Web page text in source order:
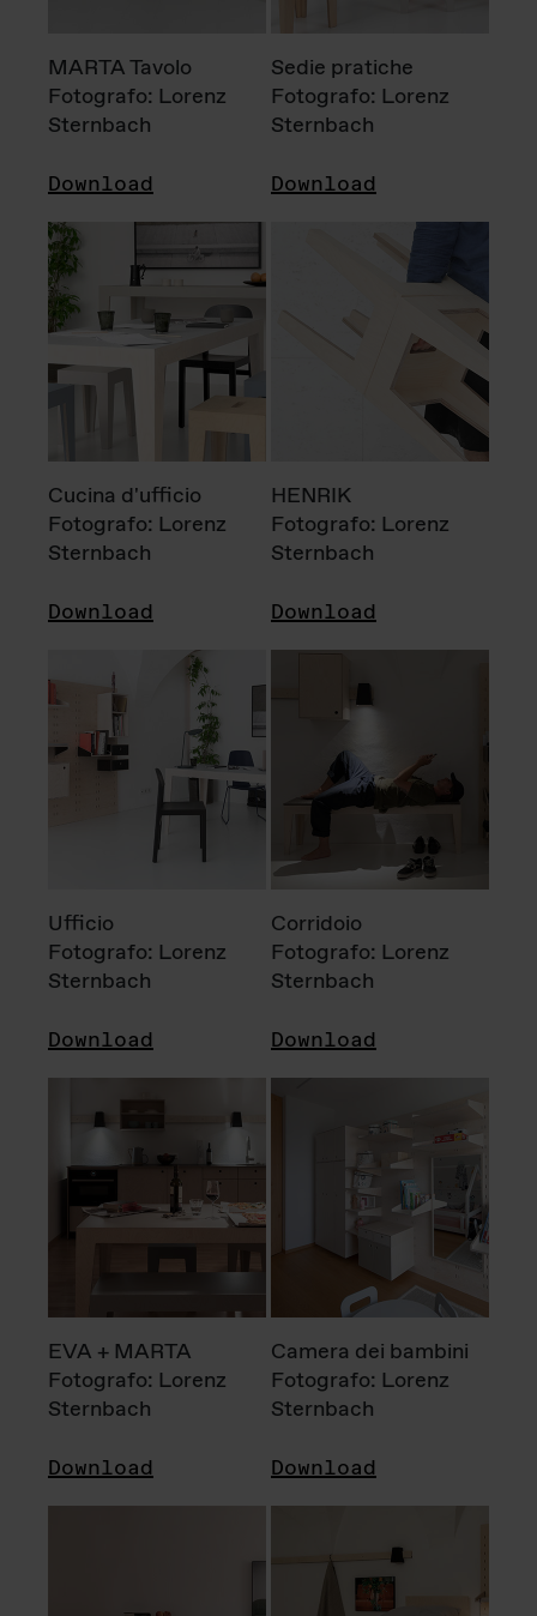
MARTA Tavolo
Fotografo: Lorenz
Sternbach
Download
Sedie pratiche
Fotografo: Lorenz
Sternbach
Download
Cucina d'ufficio
Fotografo: Lorenz
Sternbach
Download
HENRIK
Fotografo: Lorenz
Sternbach
Download
Ufficio
Fotografo: Lorenz
Sternbach
Download
Corridoio
Fotografo: Lorenz
Sternbach
Download
EVA + MARTA
Fotografo: Lorenz
Sternbach
Download
Camera dei bambini
Fotografo: Lorenz
Sternbach
Download